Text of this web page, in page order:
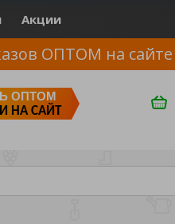
Акции
ОПТОМ на сайте
ОПТОМ
НА САЙТ